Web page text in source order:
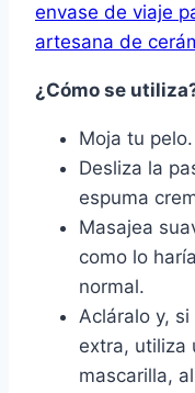
envase de viaje
artesana de
¿Cómo se
Moja tu pelo.
Desliza la
espuma
Masajea
como lo
normal.
Acláralo y,
extra, utiliza
mascarilla,